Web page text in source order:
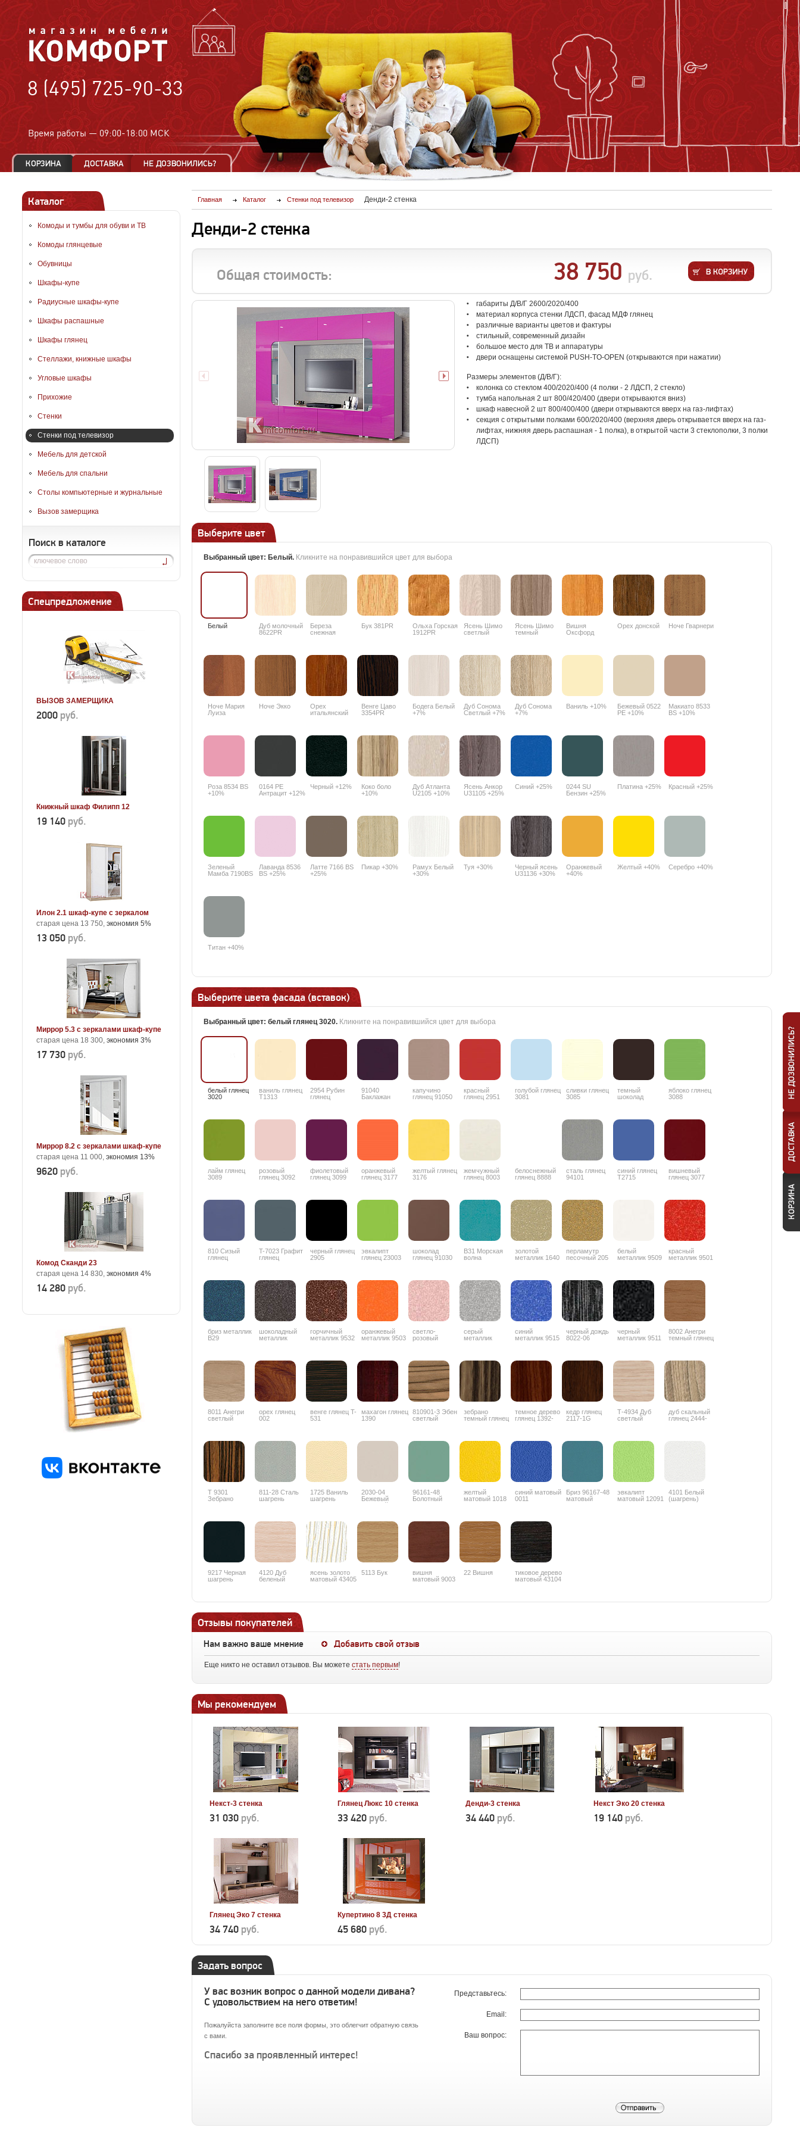
8 (495) 725-90-33
Время работы — 09:00-18:00 МСК
Каталог
Комоды и тумбы для обуви и ТВ
Комоды глянцевые
Обувницы
Шкафы-купе
Радиусные шкафы-купе
Шкафы распашные
Шкафы глянец
Стеллажи, книжные шкафы
Угловые шкафы
Прихожие
Стенки
Стенки под телевизор
Мебель для детской
Мебель для спальни
Столы компьютерные и журнальные
Вызов замерщика
Поиск в каталоге
Спецпредложение
ВЫЗОВ ЗАМЕРЩИКА
2000 руб.
Книжный шкаф Филипп 12
19 140 руб.
Илон 2.1 шкаф-купе с зеркалом
старая цена 13 750, экономия 5%
13 050 руб.
Миррор 5.3 с зеркалами шкаф-купе
старая цена 18 300, экономия 3%
17 730 руб.
Миррор 8.2 с зеркалами шкаф-купе
старая цена 11 000, экономия 13%
9620 руб.
Комод Сканди 23
старая цена 14 830, экономия 4%
14 280 руб.
Главная Каталог Стенки под телевизор Денди-2 стенка
Денди-2 стенка
Общая стоимость: 38 750 руб.
габариты Д/В/Г 2600/2020/400
материал корпуса стенки ЛДСП, фасад МДФ глянец
различные варианты цветов и фактуры
стильный, современный дизайн
большое место для ТВ и аппаратуры
двери оснащены системой PUSH-TO-OPEN (открываются при нажатии)
Размеры элементов (Д/В/Г):
колонка со стеклом 400/2020/400 (4 полки - 2 ЛДСП, 2 стекло)
тумба напольная 2 шт 800/420/400 (двери открываются вниз)
шкаф навесной 2 шт 800/400/400 (двери открываются вверх на газ-лифтах)
секция с открытыми полками 600/2020/400 (верхняя дверь открывается вверх на газ-
лифтах, нижняя дверь распашная - 1 полка), в открытой части 3 стеклополки, 3 полки
ЛДСП)
Выберите цвет
Выбранный цвет: Белый. Кликните на понравившийся цвет для выбора
Белый
Дуб молочный
8622PR
Береза
снежная
Бук 381PR
Ольха Горская
1912PR
Ясень Шимо
светлый
Ясень Шимо
темный
Вишня
Оксфорд
Орех донской Ноче Гварнери
Ноче Мария
Луиза
Ноче Экко
Орех
итальянский
Венге Цаво
3354PR
Бодега Белый
+7%
Дуб Сонома
Светлый +7%
Дуб Сонома
+7%
Ваниль +10%
Бежевый 0522
PE +10%
Макиато 8533
BS +10%
Роза 8534 BS
+10%
0164 РЕ
Антрацит +12%
Черный +12%
Коко боло
+10%
Дуб Атланта
U2105 +10%
Ясень Анкор
U31105 +25%
Синий +25%
0244 SU
Бензин +25%
Платина +25% Красный +25%
Зеленый
Мамба 7190BS
Лаванда 8536
BS +25%
Латте 7166 BS
+25%
Пикар +30%
Рамух Белый
+30%
Туя +30%
Черный ясень
U31136 +30%
Оранжевый
+40%
Желтый +40% Серебро +40%
Титан +40%
Выберите цвета фасада (вставок)
Выбранный цвет: белый глянец 3020. Кликните на понравившийся цвет для выбора
белый глянец
3020
ваниль глянец
T1313
2954 Рубин
глянец
91040
Баклажан
капучино
глянец 91050
красный
глянец 2951
голубой глянец
3081
сливки глянец
3085
темный
шоколад
яблоко глянец
3088
лайм глянец
3089
розовый
глянец 3092
фиолетовый
глянец 3099
оранжевый
глянец 3177
желтый глянец
3176
жемчужный
глянец 8003
белоснежный
глянец 8888
сталь глянец
94101
синий глянец
T2715
вишневый
глянец 3077
810 Сизый
глянец
T-7023 Графит
глянец
черный глянец
2905
эвкалипт
глянец 23003
шоколад
глянец 91030
В31 Морская
волна
золотой
металлик 1640
перламутр
песочный 205
белый
металлик 9509
красный
металлик 9501
бриз металлик
B29
шоколадный
металлик
горчичный
металлик 9532
оранжевый
металлик 9503
светло-
розовый
серый
металлик
синий
металлик 9515
черный дождь
8022-06
черный
металлик 9511
8002 Анегри
темный глянец
8011 Анегри
светлый
орех глянец
002
венге глянец T-
531
махагон глянец
1390
810901-3 Эбен
светлый
зебрано
темный глянец
темное дерево
глянец 1392-
кедр глянец
2117-1G
Т-4934 Дуб
светлый
дуб скальный
глянец 2444-
Т 9301
Зебрано
811-28 Сталь
шагрень
1725 Ваниль
шагрень
2030-04
Бежевый
матовый
96161-48
Болотный
желтый
матовый 1018
синий матовый
0011
Бриз 96167-48
матовый
эвкалипт
матовый 12091
4101 Белый
(шагрень)
9217 Черная
шагрень
4120 Дуб
беленый
ясень золото
матовый 43405
5113 Бук
вишня
матовый 9003
22 Вишня
тиковое дерево
матовый 43104
Отзывы покупателей
Нам важно ваше мнение Добавить свой отзыв
Еще никто не оставил отзывов. Вы можете стать первым!
Мы рекомендуем
Некст-3 стенка
31 030 руб.
Глянец Люкс 10 стенка
33 420 руб.
Денди-3 стенка
34 440 руб.
Некст Эко 20 стенка
19 140 руб.
Глянец Эко 7 стенка
34 740 руб.
Купертино 8 3Д стенка
45 680 руб.
Задать вопрос
У вас возник вопрос о данной модели дивана?
С удовольствием на него ответим!
Пожалуйста заполните все поля формы, это облегчит обратную связь
с вами.
Спасибо за проявленный интерес!
Представьтесь:
Email:
Ваш вопрос: